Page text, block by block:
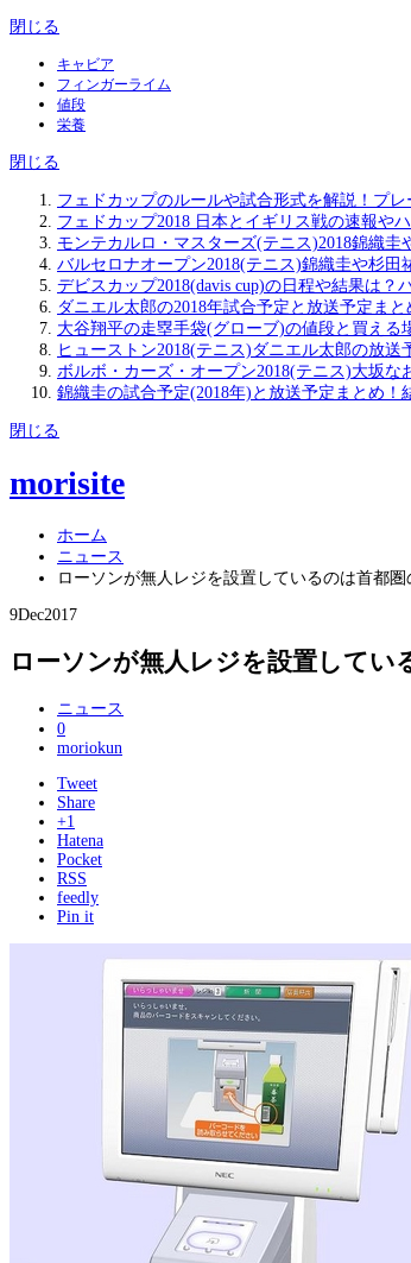
閉じる
キャビア
フィンガーライム
値段
栄養
閉じる
フェドカップのルールや試合形式を解説！プ
フェドカップ2018 日本とイギリス戦の速報や
モンテカルロ・マスターズ(テニス)2018錦織
バルセロナオープン2018(テニス)錦織圭や杉
デビスカップ2018(davis cup)の日程や結果は？
ダニエル太郎の2018年試合予定と放送予定ま
大谷翔平の走塁手袋(グローブ)の値段と買え
ヒューストン2018(テニス)ダニエル太郎の放
ボルボ・カーズ・オープン2018(テニス)大坂
錦織圭の試合予定(2018年)と放送予定まとめ
閉じる
morisite
ホーム
ニュース
ローソンが無人レジを設置しているのは首都
9Dec2017
ローソンが無人レジを設置してい
ニュース
0
moriokun
Tweet
Share
+1
Hatena
Pocket
RSS
feedly
Pin it